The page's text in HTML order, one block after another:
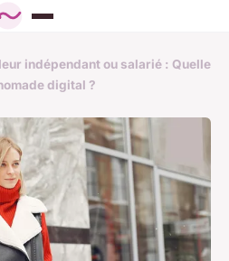
indépendant ou salarié : Quelle
digital ?